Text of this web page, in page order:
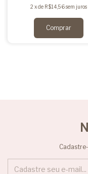
2 xde R$14,56sem juros
Comprar